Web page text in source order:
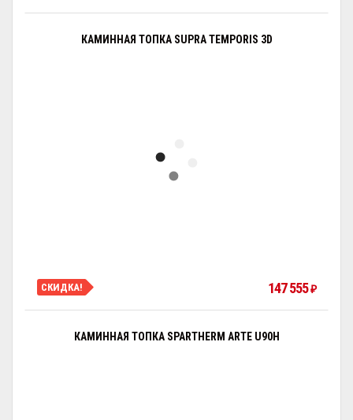
КАМИННАЯ ТОПКА SUPRA TEMPORIS 3D
СКИДКА! 147 555 ₽
КАМИННАЯ ТОПКА SPARTHERM ARTE U90H